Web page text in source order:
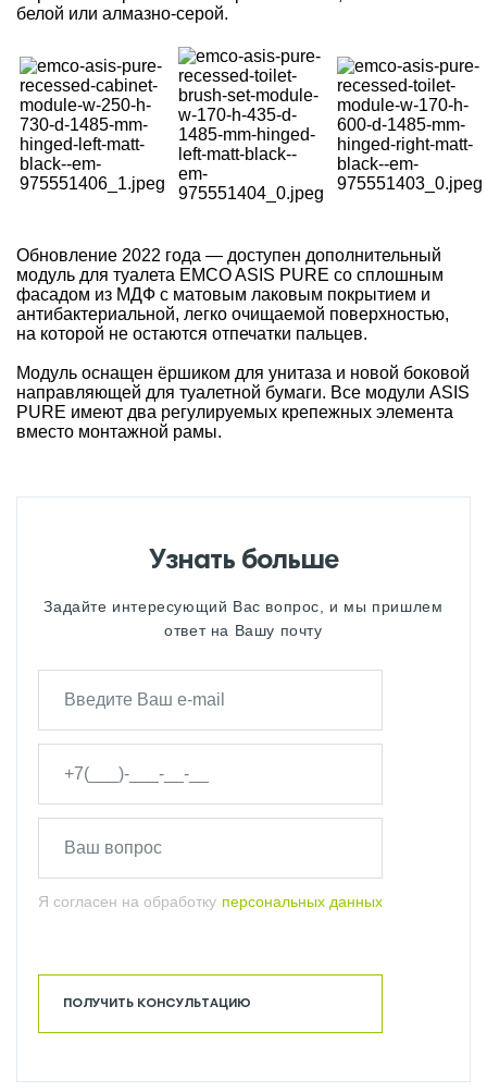
белой или алмазно-серой.
Обновление 2022 года — доступен дополнительный
модуль для туалета EMCO ASIS PURE со сплошным
фасадом из МДФ с матовым лаковым покрытием и
антибактериальной, легко очищаемой поверхностью,
на которой не остаются отпечатки пальцев.
Модуль оснащен ёршиком для унитаза и новой боковой
направляющей для туалетной бумаги. Все модули ASIS
PURE имеют два регулируемых крепежных элемента
вместо монтажной рамы.
Узнать больше
Задайте интересующий Вас вопрос, и мы пришлем
ответ на Вашу почту
Я согласен на обработку персональных данных
ПОЛУЧИТЬ КОНСУЛЬТАЦИЮ